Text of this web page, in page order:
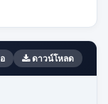
ดาวน์โหลด